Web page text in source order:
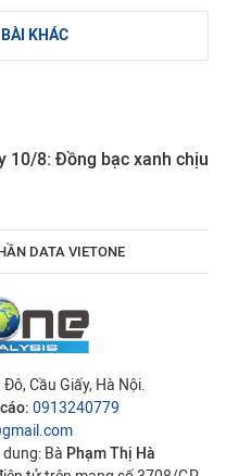
KHÁC
10/8: Đồng bạc xanh chịu
DATA VIETONE
Cầu Giấy, Hà Nội.
0913240779
Bà Phạm Thị Hà